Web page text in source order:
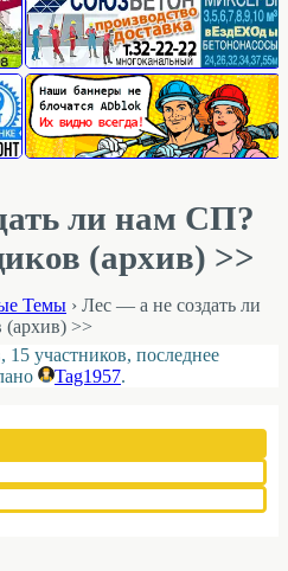
ли нам СП?
(архив) >>
Темы › Лес — а не создать ли
>>
15 участников, последнее
Tag1957.